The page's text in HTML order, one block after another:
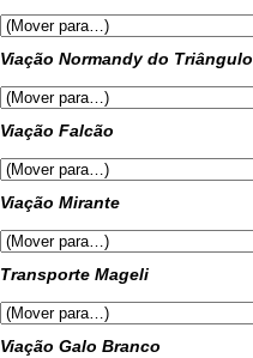
Viação Normandy do Triângulo
Viação Falcão
Viação Mirante
Transporte Mageli
Viação Galo Branco